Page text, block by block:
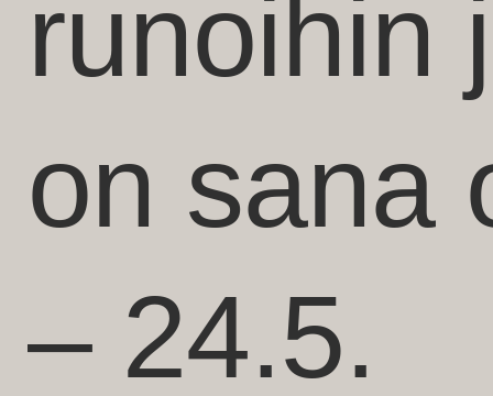
runoihin
on sana
– 24.5.